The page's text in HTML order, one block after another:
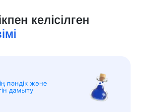
келісілген
пәндік және
дамыту